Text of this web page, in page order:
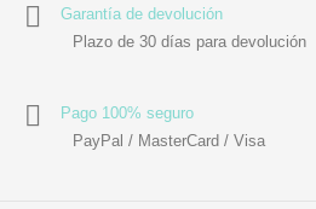
Garantía de devolución
Plazo de 30 días para devolución
Pago 100% seguro
PayPal / MasterCard / Visa